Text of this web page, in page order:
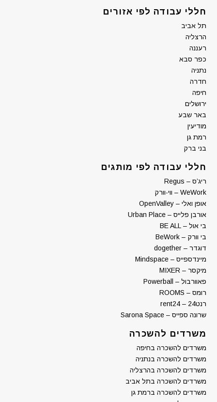
חללי עבודה לפי אזורים
תל אביב
הרצליה
רעננה
כפר סבא
נתניה
חדרה
חיפה
ירושלים
באר שבע
מודיעין
רמת גן
בני ברק
חללי עבודה לפי מותגים
ריג’ס – Regus
WeWork – ווי-וורק
אופן ואלי – OpenValley
אורבן פלייס – Urban Place
בי אול – BE ALL
בי וורק – BeWork
דוגדר – dogether
מיינדספייס – Mindspace
מיקסר – MIXER
פאוורבול – Powerball
רומס – ROOMS
רנט24 – rent24
שרונה ספייס – Sarona Space
משרדים להשכרה
משרדים להשכרה בחיפה
משרדים להשכרה בנתניה
משרדים להשכרה בהרצליה
משרדים להשכרה בתל אביב
משרדים להשכרה ברמת גן